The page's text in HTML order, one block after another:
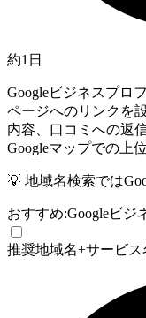
約1日
Googleビジネスプロ
ページへのリンクを
内容、口コミへの返
Googleマップでの上
💡 地域名検索では
おすすめ:Googleビジ
推奨地域名+サービ